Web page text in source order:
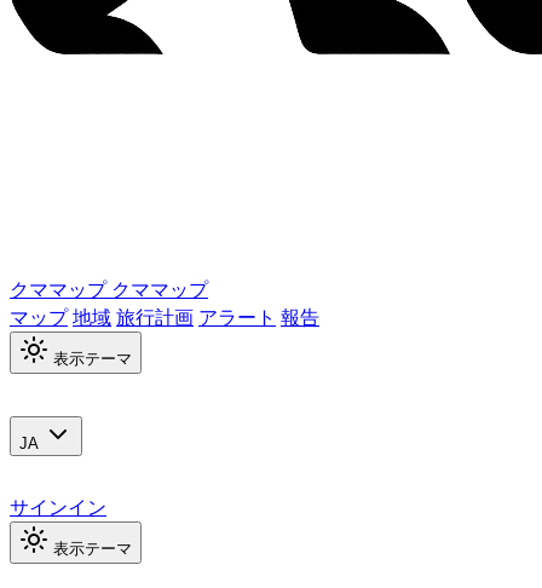
クママップ クママップ
マップ地域旅行計画 アラート 報告
表示テーマ
JA
サインイン
表示テーマ